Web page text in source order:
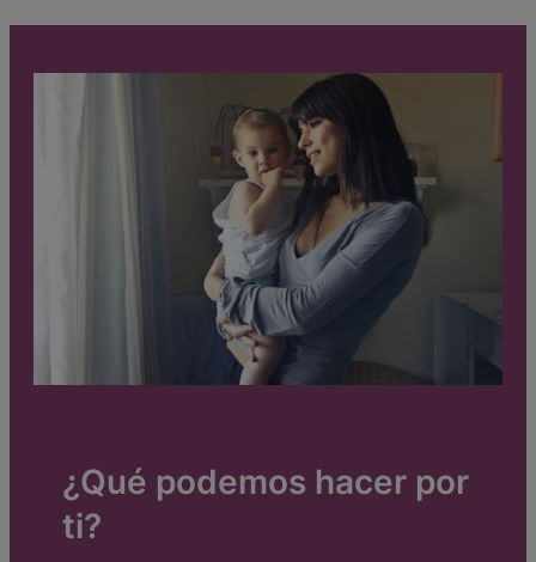
¿Qué podemos hacer por
ti?